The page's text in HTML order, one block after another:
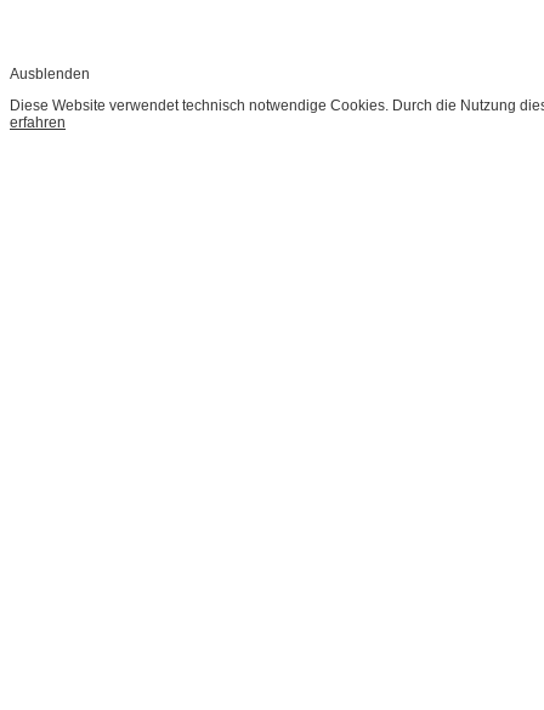
Ausblenden
Diese Website verwendet technisch notwendige Cookies. Durch die Nutzung
erfahren